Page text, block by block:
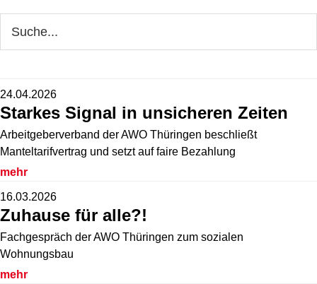
Seitenspalte
durchsuchen
24.04.2026
Starkes Signal in unsicheren Zeiten
Arbeitgeberverband der AWO Thüringen beschließt
Manteltarifvertrag und setzt auf faire Bezahlung
mehr
16.03.2026
Zuhause für alle?!
Fachgespräch der AWO Thüringen zum sozialen
Wohnungsbau
mehr